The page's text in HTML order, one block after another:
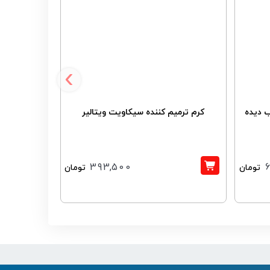
دیده
تومان
کرم ترمیم کننده سیکاویت ویتالیر
393,500 تومان
‹